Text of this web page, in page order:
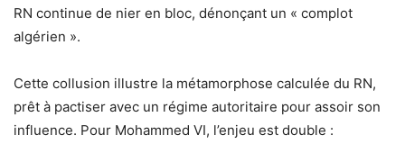
RN continue de nier en bloc, dénonçant un « complot
algérien ».
Cette collusion illustre la métamorphose calculée du RN,
prêt à pactiser avec un régime autoritaire pour assoir son
influence. Pour Mohammed VI, l’enjeu est double :